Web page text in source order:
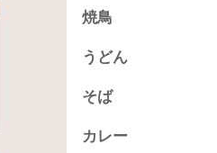
焼鳥
うどん
そば
カレー